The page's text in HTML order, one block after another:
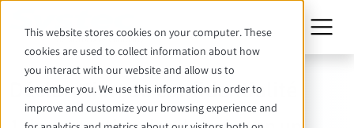
This website stores cookies on your computer. These
cookies are used to collect information about how
you interact with our website and allow us to
remember you. We use this information in order to
improve and customize your browsing experience and
Déclaration de confidentialité